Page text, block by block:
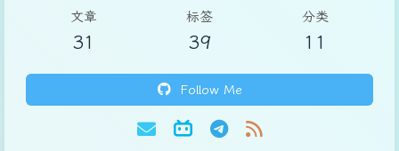
文章
31
标签
39
分类
11
Follow Me